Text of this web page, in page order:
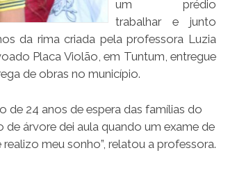
um prédio
trabalhar e junto
da rima criada pela professora Luzia
Placa Violão, em Tuntum, entregue
de obras no município.
de 24 anos de espera das famílias do
árvore dei aula quando um exame de
meu sonho”, relatou a professora.